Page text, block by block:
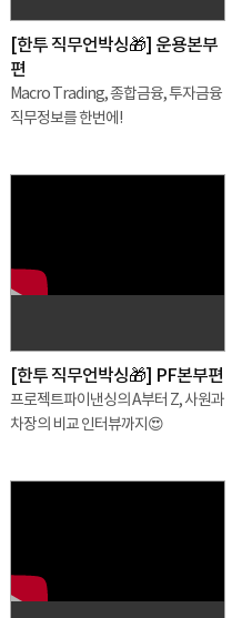
[한투 직무언박싱🎁] 운용본부
편
Macro Trading, 종합금융, 투자금융
직무정보를 한번에!
[한투 직무언박싱🎁] PF본부편
프로젝트파이낸싱의 A부터 Z, 사원과
차장의 비교 인터뷰까지😍